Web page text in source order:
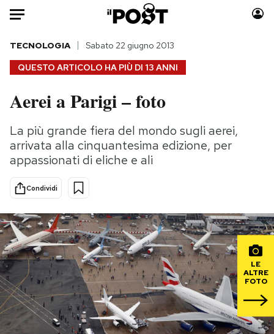
Auto
HOME
Italia
Politica
Tecnologia
Scienza
Economia
Sport
Moda
Consumismi
Altrecose
Mondiali calcio 2026
PODCAST
QUESTO ARTICOLO HA PIÙ DI 13 ANNI
TECNOLOGIA Sabato 22 giugno 2013
Aerei a Parigi – foto
La più grande fiera del mondo sugli aerei,
arrivata alla cinquantesima edizione, per
appassionati di eliche e ali
Condividi
LE
ALTRE
FOTO